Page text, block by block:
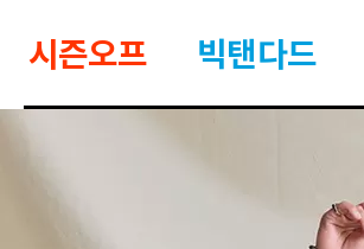
시즌오프 빅탠다드